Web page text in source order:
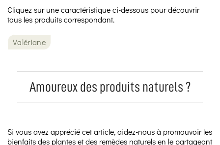
Cliquez sur une caractéristique ci-dessous pour découvrir
tous les produits correspondant.
Valériane
Amoureux des produits naturels ?
Si vous avez apprécié cet article, aidez-nous à promouvoir les
bienfaits des plantes et des remèdes naturels en le partageant